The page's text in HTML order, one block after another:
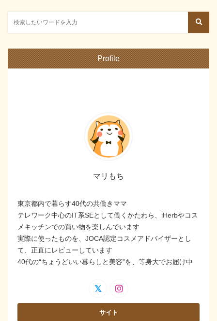
Profile
マリもち
東京都内で暮らす40代の共働きママ
テレワーク中心のIT系SEとして働くかたわら、iHerbやコス
メキッチンでの買い物を楽しんでいます
実際に使ったものを、JOCA認定コスメアドバイザーとし
て、正直にレビューしています
40代の“ちょうどいい暮らしと美容”を、等身大でお届け中